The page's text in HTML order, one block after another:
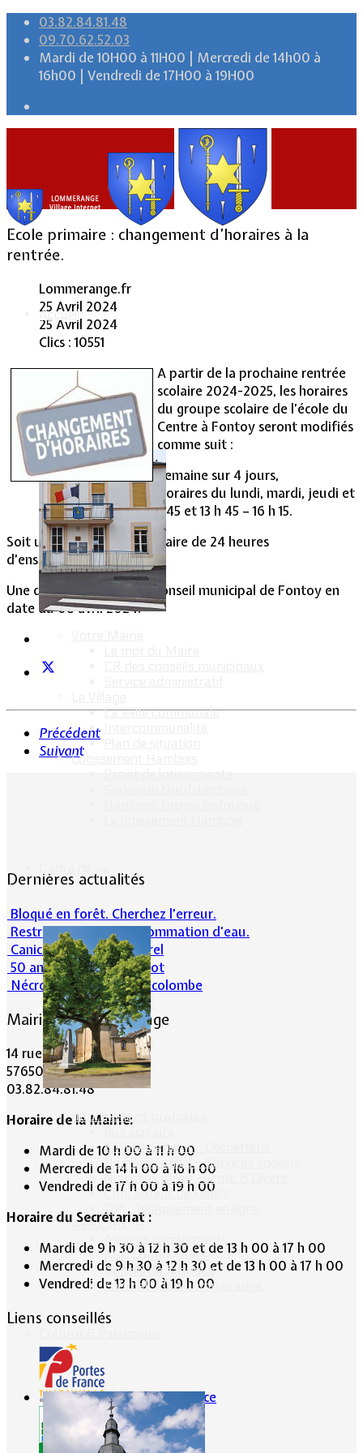
03.82.84.81.48
09.70.62.52.03
Mardi de 10H00 à 11H00 | Mercredi de 14h00 à
16h00 | Vendredi de 17H00 à 19H00
Accueil
Vie Municipale
La salle communale
Lotissement Hambois
Informations pratiques
Environnement / Déchetterie
Numéros utiles - Services sociaux
Numéros utiles -Santé & Divers
Conciliateur de justice
TIPI : Télépaiement en ligne
Associations
Anciens combattants
ASK Lommerange
Conseil de fabrique
Football Club Lommerange
Ecole primaire : changement d’horaires à la
rentrée.
Lommerange.fr
25 Avril 2024
25 Avril 2024
Clics : 10551
A partir de la prochaine rentrée
scolaire 2024-2025, les horaires
du groupe scolaire de l’école du
Centre à Fontoy seront modifiés
comme suit :
Semaine sur 4 jours,
Horaires du lundi, mardi, jeudi et
vendredi : 8 h 15 – 11h 45 et 13 h 45 – 16 h 15.
Soit un volume hebdomadaire de 24 heures
d’enseignement.
Une décision prise par le conseil municipal de Fontoy en
date du 08 avril 2024.
Précédent
Suivant
Dernières actualités
Bloqué en forêt. Cherchez l’erreur.
Restrictions sur la consommation d'eau.
Canicule et milieu naturel
50 ans d’histoires de foot
Nécrologie : Norbert Lacolombe
Mairie de Lommerange
14 rue Maréchal Joffre
57650 LOMMERANGE
03.82.84.81.48
Horaire de la Mairie:
Mardi de 10 h 00 à 11 h 00
Mercredi de 14 h 00 à 16 h 00
Vendredi de 17 h 00 à 19 h 00
Horaire du Secrétariat :
Mardi de 9 h 30 à 12 h 30 et de 13 h 00 à 17 h 00
Mercredi de 9 h 30 à 12 h 30 et de 13 h 00 à 17 h 00
Vendredi de 13 h 00 à 19 h 00
Liens conseillés
Portes de France